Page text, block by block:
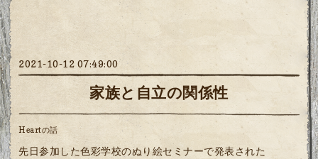
2021-10-12 07:49:00
家族と自立の関係性
Heartの話
先日参加した色彩学校のぬり絵セミナーで発表された